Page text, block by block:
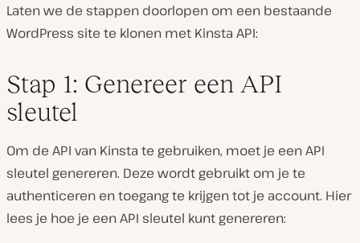
Laten we de stappen doorlopen om een bestaande
WordPress site te klonen met Kinsta API:
Stap 1: Genereer een API
sleutel
Om de API van Kinsta te gebruiken, moet je een API
sleutel genereren. Deze wordt gebruikt om je te
authenticeren en toegang te krijgen tot je account. Hier
lees je hoe je een API sleutel kunt genereren: